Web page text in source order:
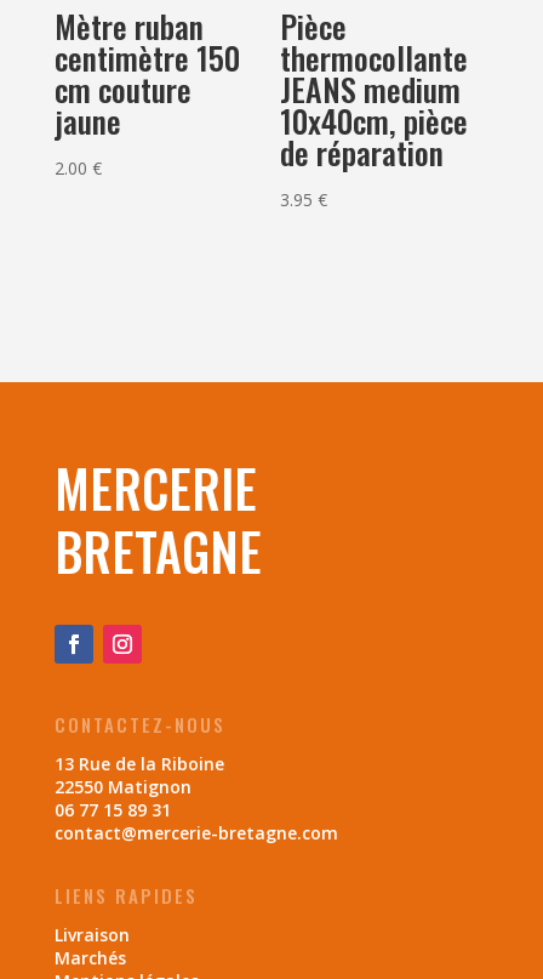
Mètre ruban
centimètre 150
cm couture
jaune
2.00 €
Pièce
thermocollante
JEANS medium
10x40cm, pièce
de réparation
3.95€
MERCERIE
BRETAGNE
CONTACTEZ-NOUS
13 Rue de la Riboine
22550 Matignon
06 77 15 89 31
contact@mercerie-bretagne.com
LIENS RAPIDES
Livraison
Marchés